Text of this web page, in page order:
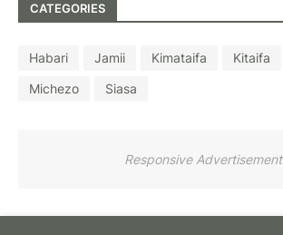
CATEGORIES
Habari Jamii Kimataifa Kitaifa
Michezo
Siasa
Responsive Advertisement